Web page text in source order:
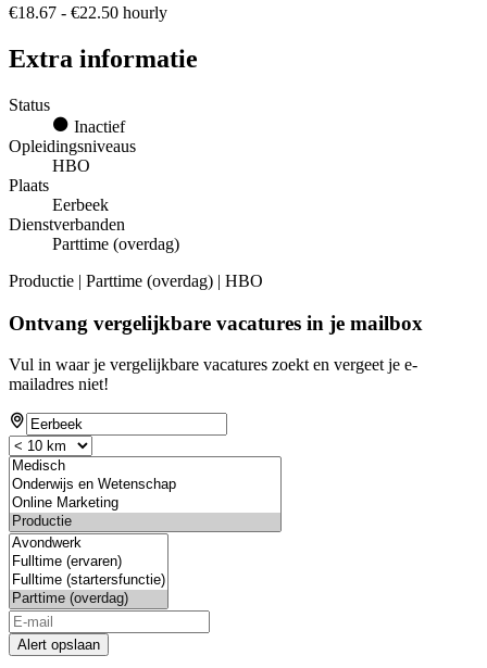
€18.67 - €22.50 hourly
Extra informatie
Status
Inactief
Opleidingsniveaus
HBO
Plaats
Eerbeek
Dienstverbanden
Parttime (overdag)
Productie | Parttime (overdag) | HBO
Ontvang vergelijkbare vacatures in je mailbox
Vul in waar je vergelijkbare vacatures zoekt en vergeet je e-
mailadres niet!
Alert opslaan